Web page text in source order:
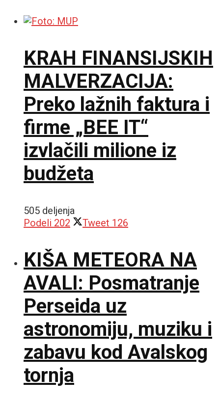
KRAH FINANSIJSKIH
MALVERZACIJA:
Preko lažnih faktura i
firme „BEE IT“
izvlačili milione iz
budžeta
505 deljenja
Podeli 202 Tweet 126
KIŠA METEORA NA
AVALI: Posmatranje
Perseida uz
astronomiju, muziku i
zabavu kod Avalskog
tornja